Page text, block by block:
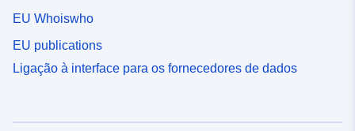
EU Whoiswho
EU publications
Ligação à interface para os fornecedores de dados